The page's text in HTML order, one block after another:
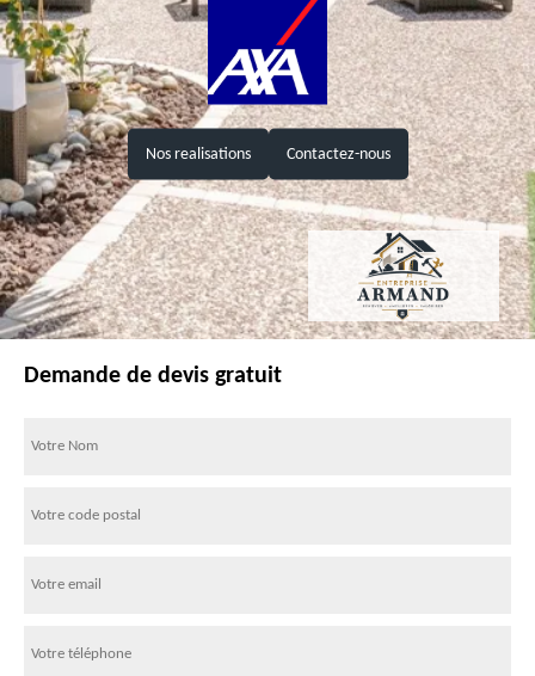
Nos realisations Contactez-nous
Demande de devis gratuit